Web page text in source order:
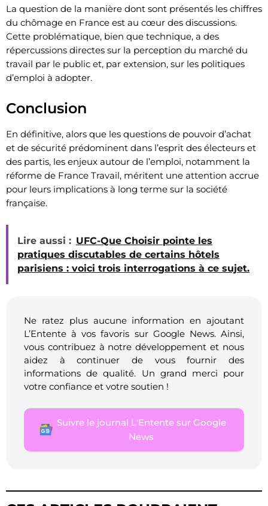
La question de la manière dont sont présentés les chiffres
du chômage en France est au cœur des discussions.
Cette problématique, bien que technique, a des
répercussions directes sur la perception du marché du
travail par le public et, par extension, sur les politiques
d’emploi à adopter.
Conclusion
En définitive, alors que les questions de pouvoir d’achat
et de sécurité prédominent dans l’esprit des électeurs et
des partis, les enjeux autour de l’emploi, notamment la
réforme de France Travail, méritent une attention accrue
pour leurs implications à long terme sur la société
française.
Lire aussi : UFC-Que Choisir pointe les
pratiques discutables de certains hôtels
parisiens : voici trois interrogations à ce sujet.
Ne ratez plus aucune information en ajoutant
L’Entente à vos favoris sur Google News. Ainsi,
vous contribuez à notre développement et nous
aidez à continuer de vous fournir des
informations de qualité. Un grand merci pour
votre confiance et votre soutien !
Suivre le journal L'Entente sur Google
News